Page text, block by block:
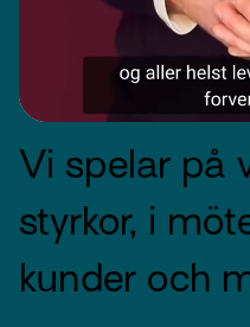
Vi spelar på
styrkor, i
kunder och